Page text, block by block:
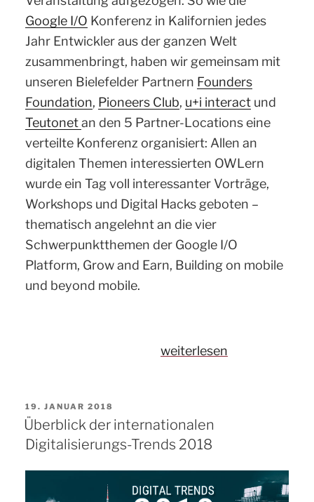
Google I/O Konferenz in Kalifornien jedes
Jahr Entwickler aus der ganzen Welt
zusammenbringt, haben wir gemeinsam mit
unseren Bielefelder Partnern Founders
Foundation, Pioneers Club, u+i interact und
Teutonetan den 5 Partner-Locations eine
verteilte Konferenz organisiert: Allen an
digitalen Themen interessierten OWLern
wurde ein Tag voll interessanter Vorträge,
Workshops und Digital Hacks geboten –
thematisch angelehnt an die vier
Schwerpunktthemen der Google I/O
Platform, Grow and Earn, Building on mobile
und beyond mobile.
„Recap:
–
verteilte
Konferenz
an
weiterlesen
VERÖFFENTLICHT
AM
19. JANUAR 2018
Überblick der internationalen
Digitalisierungs-Trends 2018